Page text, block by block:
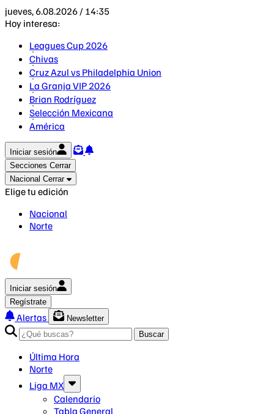
jueves, 6.08.2026 / 14:35
Hoy interesa:
Leagues Cup 2026
Chivas
Cruz Azul vs Philadelphia Union
La Granja VIP 2026
Brian Rodríguez
Selección Mexicana
América
Iniciar sesión
Secciones Cerrar
Nacional Cerrar
Elige tu edición
Nacional
Norte
Iniciar sesión
Regístrate
Alertas
Newsletter
Buscar
Última Hora
Norte
Liga MX
Calendario
Tabla General